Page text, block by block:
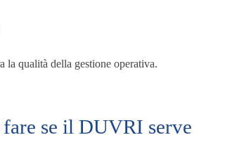
la qualità della gestione operativa.
fare se il DUVRI serve